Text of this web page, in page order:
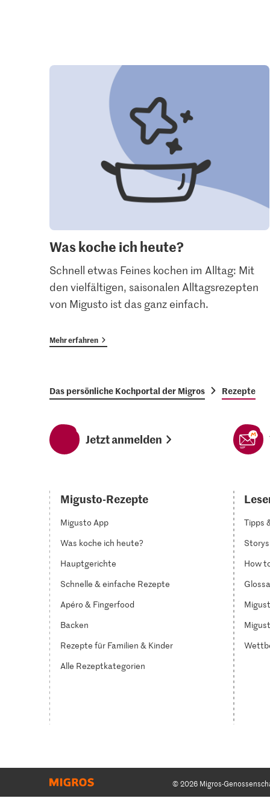
Was koche ich heute?
Schnell etwas Feines kochen im Alltag: Mit
den vielfältigen, saisonalen Alltagsrezepten
von Migusto ist das ganz einfach.
Mehr erfahren
Das persönliche Kochportal der Migros Rezepte
Jetzt anmelden
Migusto-Rezepte
Migusto App
Was koche ich heute?
Hauptgerichte
Schnelle & einfache Rezepte
Apéro & Fingerfood
Backen
Rezepte für Familien & Kinder
Alle Rezeptkategorien
Tipps
Storys
How
© 2026 Migros-